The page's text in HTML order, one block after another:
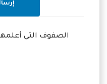
الصفوف التي